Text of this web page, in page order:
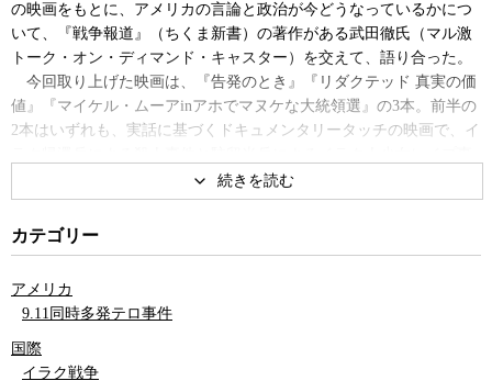
の映画をもとに、アメリカの言論と政治が今どうなっているかにつ
いて、『戦争報道』（ちくま新書）の著作がある武田徹氏（マル激
トーク・オン・ディマンド・キャスター）を交えて、語り合った。
今回取り上げた映画は、『告発のとき』『リダクテッド 真実の価
値』『マイケル・ムーアinアホでマヌケな大統領選』の3本。前半の
2本はいずれも、実話に基づくドキュメンタリータッチの映画で、イ
件を題材にしている。町山氏は、これらの事件は、最近までほとん
どアメリカで報道されることはなかったという。それがポール・ハ
ギス、ブライアン・デ・パルマといったメジャーな監督に映画の題
材としてとりあげられたこと自体が、一時はタブー視されていたイ
ことを示すものだと、町山氏は指摘する。
しかし同時に、心に傷を負いながら行き場を無くしたイラク帰還
兵による犯罪や、イラク人少女に対する暴行といった、この映画が
描くイラク戦争の陰は、ベトナム戦争を彷彿とさせる。事実、デ・
カテゴリー
アメリカ
9.11同時多発テロ事件
国際
イラク戦争